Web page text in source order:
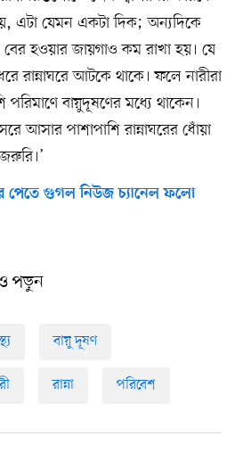
এটা যেমন একটা দিক; অন্যদিকে
বের হওয়ার জায়গাও কম রাখা হয়। যে
রান্নাঘরে আটকে থাকে। ফলে নারীরা
বায়ুদূষণের মধ্যে থাকেন।
আসার পাশাপাশি রান্নাঘরের ধোঁয়া
গুগল নিউজ চ্যানেল ফলো
পড়ুন
বায়ু দূষণ
রান্না পরিবেশ